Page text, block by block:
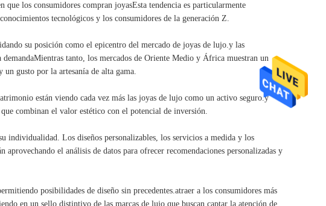
los consumidores compran joyasEsta tendencia es particularmente
tecnológicos y los consumidores de la generación Z.
su posición como el epicentro del mercado de joyas de lujo.y las
tanto, los mercados de Oriente Medio y África muestran un
gusto por la artesanía de alta gama.
están viendo cada vez más las joyas de lujo como un activo seguro.y
combinan el valor estético con el potencial de inversión.
individualidad. Los diseños personalizables, los servicios a medida y los
aprovechando el análisis de datos para ofrecer recomendaciones personalizadas y
posibilidades de diseño sin precedentes.atraer a los consumidores más
en un sello distintivo de las marcas de lujo que buscan captar la atención de